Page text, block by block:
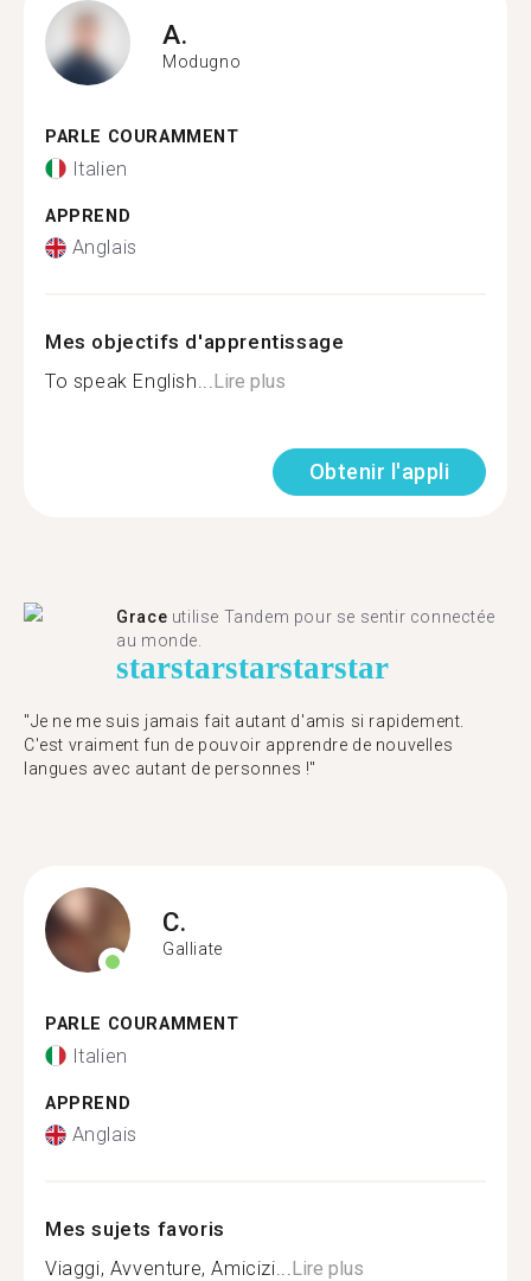
A.
Modugno
PARLE COURAMMENT
Italien
APPREND
Anglais
Mes objectifs d'apprentissage
To speak English...Lire plus
Obtenir l'appli
Grace utilise Tandem pour se sentir connectée
au monde.
starstarstarstarstar
"Je ne me suis jamais fait autant d'amis si rapidement.
C'est vraiment fun de pouvoir apprendre de nouvelles
langues avec autant de personnes !"
C.
Galliate
PARLE COURAMMENT
Italien
APPREND
Anglais
Mes sujets favoris
Viaggi, Avventure, Amicizi...Lire plus